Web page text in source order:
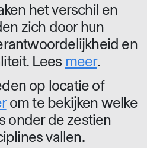
het verschil en
zich door hun
en
Lees meer.
op locatie of
om te bekijken welke
onder de zestien
vallen.